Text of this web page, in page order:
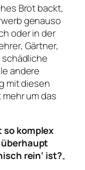
Brot backt,
genauso
oder in der
Gärtner,
andere
mit diesen
um das
komplex
rein‘ ist?„